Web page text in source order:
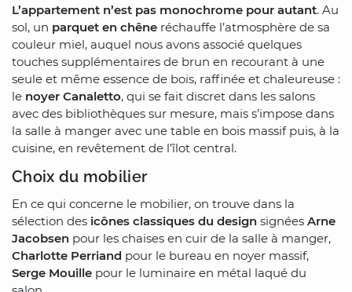
L’appartement n’est pas monochrome pour autant. Au
sol, un parquet en chêne réchauffe l’atmosphère de sa
couleur miel, auquel nous avons associé quelques
touches supplémentaires de brun en recourant à une
seule et même essence de bois, raffinée et chaleureuse :
le noyer Canaletto, qui se fait discret dans les salons
avec des bibliothèques sur mesure, mais s’impose dans
la salle à manger avec une table en bois massif puis, à la
cuisine, en revêtement de l’îlot central.
Choix du mobilier
En ce qui concerne le mobilier, on trouve dans la
sélection des icônes classiques du design signées Arne
Jacobsen pour les chaises en cuir de la salle à manger,
Charlotte Perriand pour le bureau en noyer massif,
Serge Mouille pour le luminaire en métal laqué du